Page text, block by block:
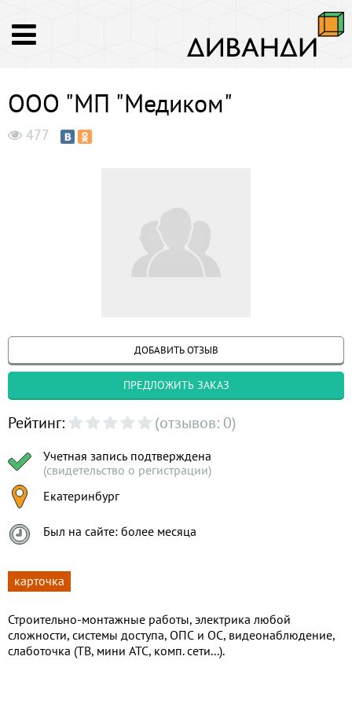
ООО "МП "Медиком"
477
ДОБАВИТЬ ОТЗЫВ
ПРЕДЛОЖИТЬ ЗАКАЗ
Рейтинг: (отзывов: 0)
Учетная запись подтверждена
(свидетельство о регистрации)
Екатеринбург
Был на сайте: более месяца
карточка
Строительно-монтажные работы, электрика любой
сложности, системы доступа, ОПС и ОС, видеонаблюдение,
слаботочка (ТВ, мини АТС, комп. сети...).